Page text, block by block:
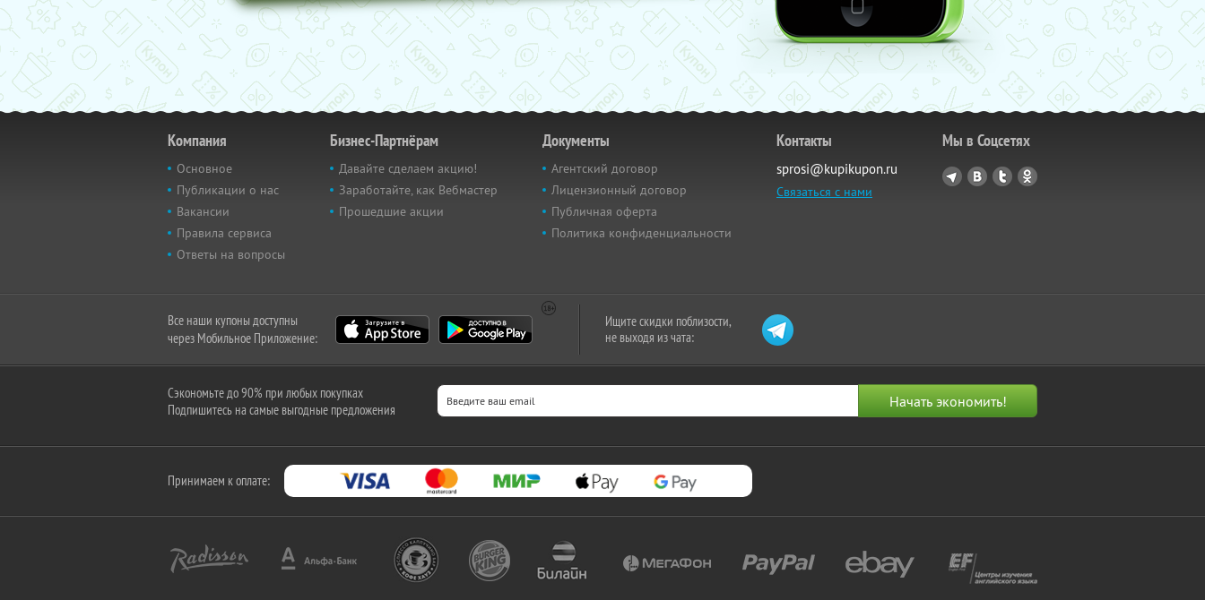
Компания
Основное
Публикации о нас
Вакансии
Правила сервиса
Ответы на вопросы
Бизнес-Партнёрам
Давайте сделаем акцию!
Заработайте, как Вебмастер
Прошедшие акции
Документы
Агентский договор
Лицензионный договор
Публичная оферта
Политика конфиденциальности
Контакты
sprosi@kupikupon.ru
Связаться с нами
Мы в Соцсетях
Все наши купоны доступны
через Мобильное Приложение:
Ищите скидки поблизости,
не выходя из чата:
Сэкономьте до 90% при любых покупках
Подпишитесь на самые выгодные предложения
Принимаем к оплате: